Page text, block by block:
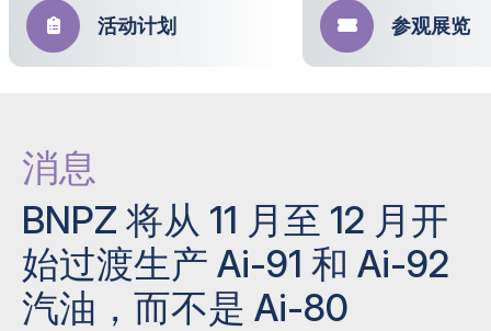
活动计划 参观展览
消息
BNPZ 将从 11 月至 12 月开
始过渡生产 Ai-91 和 Ai-92
汽油，而不是 Ai-80